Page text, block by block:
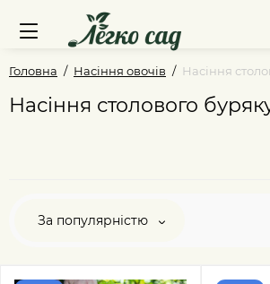
Головна Насіння овочів Насіння
Насіння столового
За популярністю